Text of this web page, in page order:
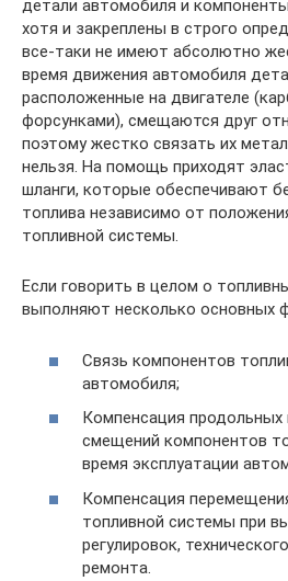
детали автомобиля и
хотя и закреплены в строго
все-таки не имеют абсолютно
время движения автомобиля
расположенные на двигателе
форсунками), смещаются друг
поэтому жестко связать их
нельзя. На помощь приходят
шланги, которые обеспечивают
топлива независимо от
топливной системы.
Если говорить в целом о
выполняют несколько основных
Связь компонентов
автомобиля;
Компенсация продольных
смещений компонентов
время эксплуатации
Компенсация
топливной системы при
регулировок,
ремонта.